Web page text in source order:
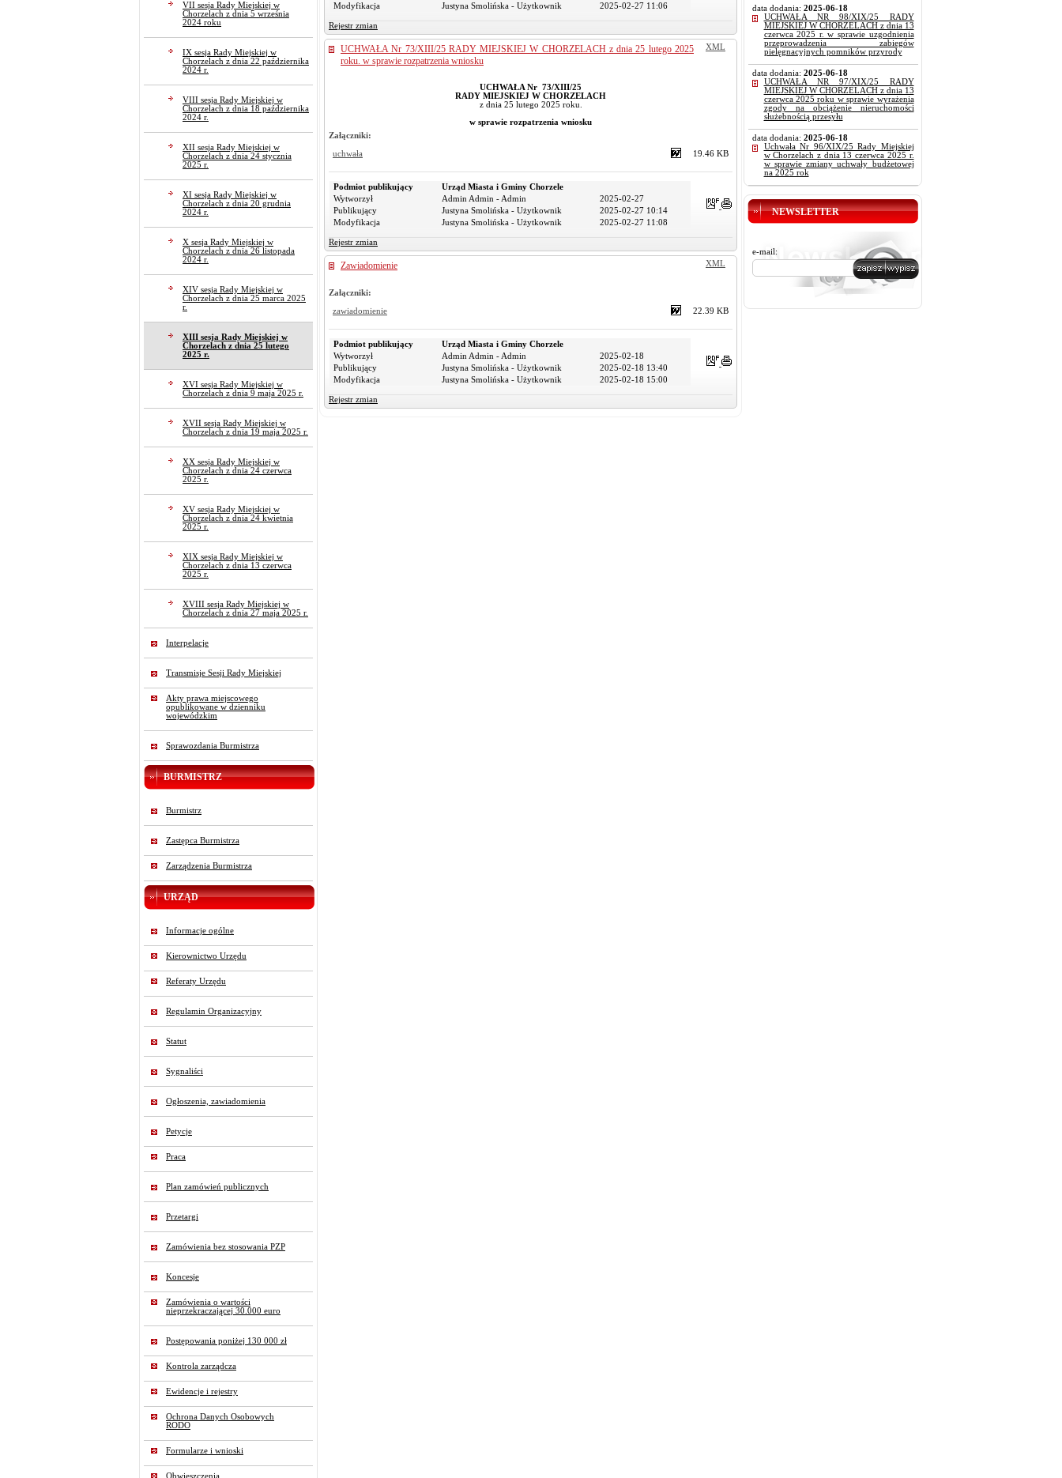
VII sesja Rady Miejskiej w
Chorzelach z dnia 5 września
2024 roku
IX sesja Rady Miejskiej w
Chorzelach z dnia 22 października
2024 r.
VIII sesja Rady Miejskiej w
Chorzelach z dnia 18 października
2024 r.
XII sesja Rady Miejskiej w
Chorzelach z dnia 24 stycznia
2025 r.
XI sesja Rady Miejskiej w
Chorzelach z dnia 20 grudnia
2024 r.
X sesja Rady Miejskiej w
Chorzelach z dnia 26 listopada
2024 r.
XIV sesja Rady Miejskiej w
Chorzelach z dnia 25 marca 2025
r.
XIII sesja Rady Miejskiej w
Chorzelach z dnia 25 lutego
2025 r.
XVI sesja Rady Miejskiej w
Chorzelach z dnia 9 maja 2025 r.
XVII sesja Rady Miejskiej w
Chorzelach z dnia 19 maja 2025 r.
XX sesja Rady Miejskiej w
Chorzelach z dnia 24 czerwca
2025 r.
XV sesja Rady Miejskiej w
Chorzelach z dnia 24 kwietnia
2025 r.
XIX sesja Rady Miejskiej w
Chorzelach z dnia 13 czerwca
2025 r.
XVIII sesja Rady Miejskiej w
Chorzelach z dnia 27 maja 2025 r.
Interpelacje
Transmisje Sesji Rady Miejskiej
Akty prawa miejscowego
opublikowane w dzienniku
wojewódzkim
Sprawozdania Burmistrza
BURMISTRZ
Burmistrz
Zastępca Burmistrza
Zarządzenia Burmistrza
URZĄD
Informacje ogólne
Kierownictwo Urzędu
Referaty Urzędu
Regulamin Organizacyjny
Statut
Sygnaliści
Ogłoszenia, zawiadomienia
Petycje
Praca
Plan zamówień publicznych
Przetargi
Zamówienia bez stosowania PZP
Koncesje
Zamówienia o wartości
nieprzekraczającej 30.000 euro
Postępowania poniżej 130 000 zł
Kontrola zarządcza
Ewidencje i rejestry
Ochrona Danych Osobowych
RODO
Formularze i wnioski
Obwieszczenia
Modyfikacja
Justyna Smolińska - Użytkownik 2025-02-27 11:06
Rejestr zmian
XML
UCHWAŁA Nr 73/XIII/25 RADY MIEJSKIEJ W CHORZELACH z dnia 25 lutego 2025
roku. w sprawie rozpatrzenia wniosku
UCHWAŁA Nr 73/XIII/25
RADY MIEJSKIEJ W CHORZELACH
z dnia 25 lutego 2025 roku.
w sprawie rozpatrzenia wniosku
Załączniki:
uchwała 19.46 KB
Podmiot publikujący
Urząd Miasta i Gminy Chorzele
Wytworzył
Admin Admin - Admin
2025-02-27
Publikujący
Justyna Smolińska - Użytkownik
2025-02-27 10:14
Modyfikacja
Justyna Smolińska - Użytkownik 2025-02-27 11:08
Rejestr zmian
XML
Zawiadomienie
Załączniki:
zawiadomienie 22.39 KB
Podmiot publikujący
Urząd Miasta i Gminy Chorzele
Wytworzył
Admin Admin - Admin
2025-02-18
Publikujący
Justyna Smolińska - Użytkownik
2025-02-18 13:40
Modyfikacja
Justyna Smolińska - Użytkownik 2025-02-18 15:00
Rejestr zmian
data dodania: 2025-06-18
UCHWAŁA NR 98/XIX/25 RADY
MIEJSKIEJ W CHORZELACH z dnia 13
czerwca 2025 r. w sprawie uzgodnienia
przeprowadzenia zabiegów
pielęgnacyjnych pomników przyrody
data dodania: 2025-06-18
UCHWAŁA NR 97/XIX/25 RADY
MIEJSKIEJ W CHORZELACH z dnia 13
czerwca 2025 roku w sprawie wyrażenia
zgody na obciążenie nieruchomości
służebnością przesyłu
data dodania: 2025-06-18
Uchwała Nr 96/XIX/25 Rady Miejskiej
w Chorzelach z dnia 13 czerwca 2025 r.
w sprawie zmiany uchwały budżetowej
na 2025 rok
NEWSLETTER
e-mail: